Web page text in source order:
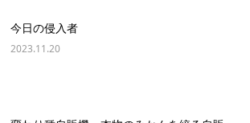
今日の侵入者
2023.11.20